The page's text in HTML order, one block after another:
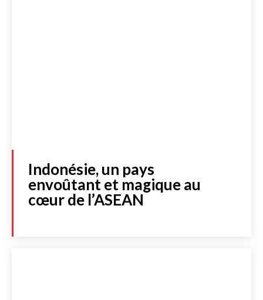
Indonésie, un pays
envoûtant et magique au
cœur de l’ASEAN